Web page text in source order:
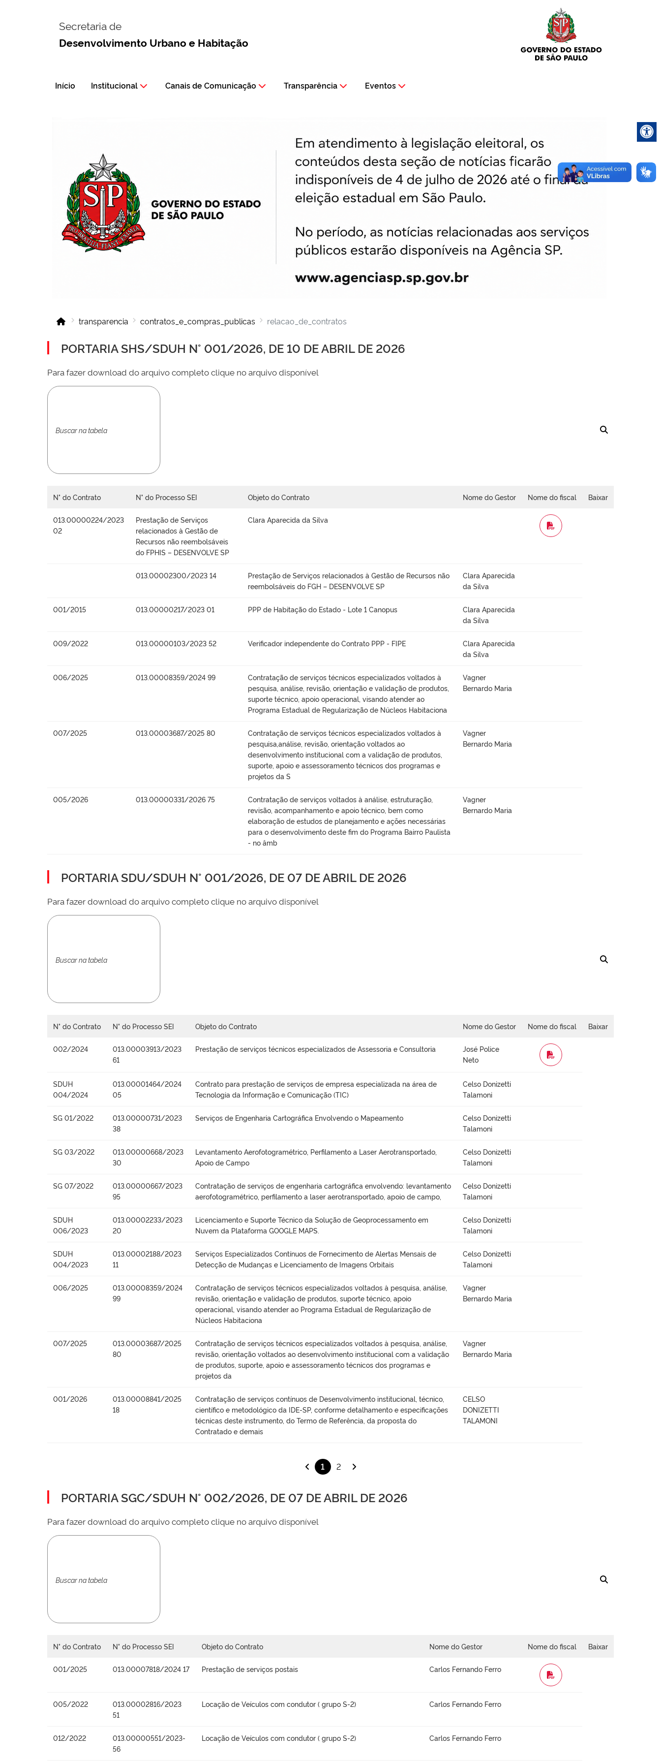
Secretaria de
Desenvolvimento Urbano e Habitação
Início Institucional Canais de Comunicação Transparência Eventos
transparencia contratos_e_compras_publicas relacao_de_contratos
PORTARIA SHS/SDUH N° 001/2026, DE 10 DE ABRIL DE 2026
Para fazer download do arquivo completo clique no arquivo disponível
N° do Contrato N° do Processo SEI Objeto do Contrato Nome do Gestor Nome do fiscal Baixar
013.00000224/2023
02
Prestação de Serviços
relacionados à Gestão de
Recursos não reembolsáveis
do FPHIS – DESENVOLVE SP
Clara Aparecida da Silva
WORD
013.00002300/2023 14
Prestação de Serviços relacionados à Gestão de Recursos não
reembolsáveis do FGH – DESENVOLVE SP
Clara Aparecida
da Silva
001/2015 013.00000217/2023 01 PPP de Habitação do Estado - Lote 1 Canopus
Clara Aparecida
da Silva
009/2022 013.00000103/2023 52 Verificador independente do Contrato PPP - FIPE
Clara Aparecida
da Silva
006/2025 013.00008359/2024 99
Contratação de serviços técnicos especializados voltados à
pesquisa, análise, revisão, orientação e validação de produtos,
suporte técnico, apoio operacional, visando atender ao
Programa Estadual de Regularização de Núcleos Habitaciona
Vagner
Bernardo Maria
007/2025 013.00003687/2025 80
Contratação de serviços técnicos especializados voltados à
pesquisa,análise, revisão, orientação voltados ao
desenvolvimento institucional com a validação de produtos,
suporte, apoio e assessoramento técnicos dos programas e
projetos da S
Vagner
Bernardo Maria
005/2026 013.00000331/2026 75
Contratação de serviços voltados à análise, estruturação,
revisão, acompanhamento e apoio técnico, bem como
elaboração de estudos de planejamento e ações necessárias
para o desenvolvimento deste fim do Programa Bairro Paulista
- no âmb
Vagner
Bernardo Maria
PORTARIA SDU/SDUH N° 001/2026, DE 07 DE ABRIL DE 2026
Para fazer download do arquivo completo clique no arquivo disponível
N° do Contrato N° do Processo SEI Objeto do Contrato Nome do Gestor Nome do fiscal Baixar
002/2024
013.00003913/2023
61
Prestação de serviços técnicos especializados de Assessoria e Consultoria
José Police
Neto
WORD
SDUH
004/2024
013.00001464/2024
05
Contrato para prestação de serviços de empresa especializada na área de
Tecnologia da Informação e Comunicação (TIC)
Celso Donizetti
Talamoni
SG 01/2022
013.00000731/2023
38
Serviços de Engenharia Cartográfica Envolvendo o Mapeamento
Celso Donizetti
Talamoni
SG 03/2022
013.00000668/2023
30
Levantamento Aerofotogramétrico, Perfilamento a Laser Aerotransportado,
Apoio de Campo
Celso Donizetti
Talamoni
SG 07/2022
013.00000667/2023
95
Contratação de serviços de engenharia cartográfica envolvendo: levantamento
aerofotogramétrico, perfilamento a laser aerotransportado, apoio de campo,
Celso Donizetti
Talamoni
SDUH
006/2023
013.00002233/2023
20
Licenciamento e Suporte Técnico da Solução de Geoprocessamento em
Nuvem da Plataforma GOOGLE MAPS.
Celso Donizetti
Talamoni
SDUH
004/2023
013.00002188/2023
11
Serviços Especializados Contínuos de Fornecimento de Alertas Mensais de
Detecção de Mudanças e Licenciamento de Imagens Orbitais
Celso Donizetti
Talamoni
006/2025
013.00008359/2024
99
Contratação de serviços técnicos especializados voltados à pesquisa, análise,
revisão, orientação e validação de produtos, suporte técnico, apoio
operacional, visando atender ao Programa Estadual de Regularização de
Núcleos Habitaciona
Vagner
Bernardo Maria
007/2025
013.00003687/2025
80
Contratação de serviços técnicos especializados voltados à pesquisa, análise,
revisão, orientação voltados ao desenvolvimento institucional com a validação
de produtos, suporte, apoio e assessoramento técnicos dos programas e
projetos da
Vagner
Bernardo Maria
001/2026
013.00008841/2025
18
Contratação de serviços contínuos de Desenvolvimento institucional, técnico,
científico e metodológico da IDE-SP, conforme detalhamento e especificações
técnicas deste instrumento, do Termo de Referência, da proposta do
Contratado e demais
CELSO
DONIZETTI
TALAMONI
1 2
PORTARIA SGC/SDUH N° 002/2026, DE 07 DE ABRIL DE 2026
Para fazer download do arquivo completo clique no arquivo disponível
N° do Contrato N° do Processo SEI Objeto do Contrato Nome do Gestor Nome do fiscal Baixar
001/2025 013.00007818/2024 17 Prestação de serviços postais Carlos Fernando Ferro
WORD
005/2022
013.00002816/2023
51
Locação de Veículos com condutor ( grupo S-2) Carlos Fernando Ferro
012/2022
013.00000551/2023-
56
Locação de Veículos com condutor ( grupo S-2) Carlos Fernando Ferro